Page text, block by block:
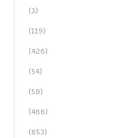
(3)
(119)
(426)
(54)
(58)
(466)
(653)